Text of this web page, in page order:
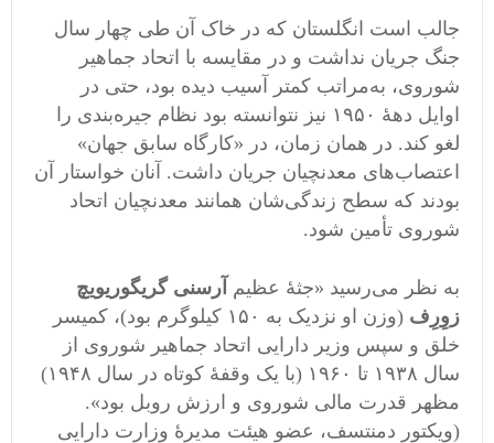
جالب است انگلستان که در خاک آن طی چهار سال
جنگ جریان نداشت و در مقایسه با اتحاد جماهیر
شوروی، به‌مراتب کمتر آسیب دیده بود، حتی در
اوایل دهۀ ۱۹۵۰ نیز نتوانسته بود نظام جیره‌بندی را
لغو کند. در همان زمان، در «کارگاه سابق جهان»
اعتصاب‌های معدنچیان جریان داشت. آنان خواستار آن
بودند که سطح زندگی‌شان همانند معدنچیان اتحاد
شوروی تأمین شود.
به نظر می‌رسید «جثۀ عظیم آرسنی گریگوریویچ
زوِرِف
(وزن او نزدیک به ۱۵۰ کیلوگرم بود)، کمیسر
خلق و سپس وزیر دارایی اتحاد جماهیر شوروی از
سال ۱۹۳۸ تا ۱۹۶۰ (با یک وقفۀ کوتاه در سال ۱۹۴۸)
مظهر قدرت مالی شوروی و ارزش روبل بود».
(ویکتور دمنتسف، عضو هیئت مدیرۀ وزارت دارایی